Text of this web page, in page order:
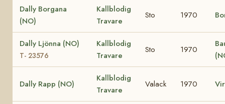
Dally Borgana
(NO)
Kallblodig
Travare
Sto 1970
Dally Ljönna (NO)
T- 23576
Kallblodig
Travare
Sto 1970
Dally Rapp (NO)
Kallblodig
Travare
Valack 1970